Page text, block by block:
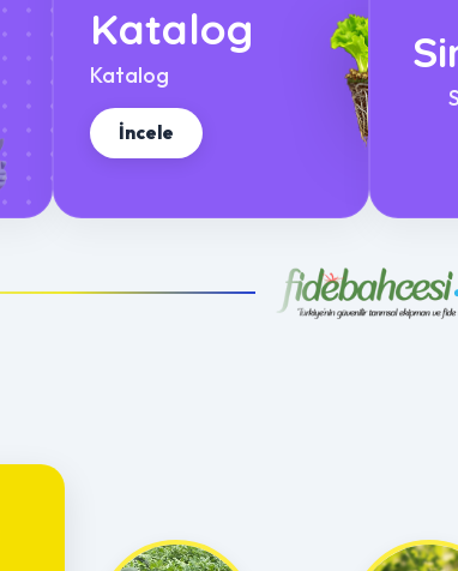
Katalog
Katalog
İncele